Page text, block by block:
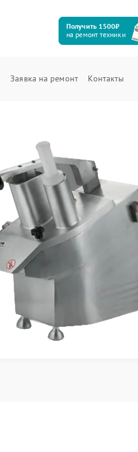
Получить 1500₽
на ремонт техники
Заявка на ремонт Контакты